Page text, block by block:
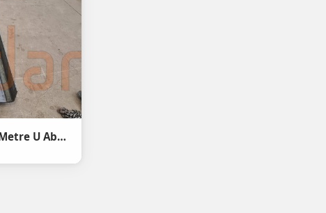
St52 s355j2+n 10mm 8 Metre U Abkant Büküm